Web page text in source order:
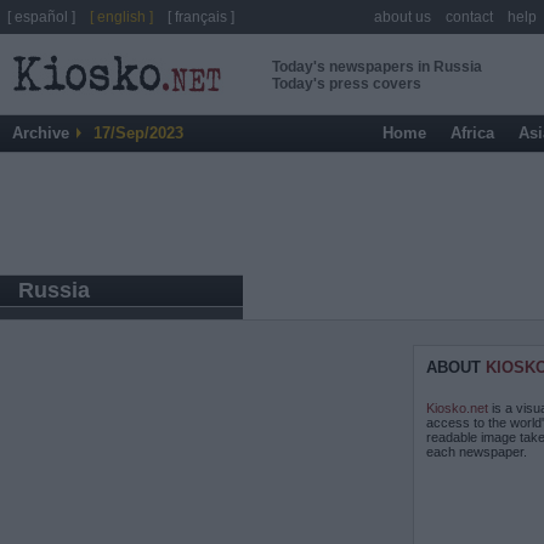
Today's newspapers in Russia
Today's press covers
Archive 17/Sep/2023 Home Africa
Russia
ABOUT
Kiosko.net is a
access to the
readable image
each newspaper.
[ español ] [ english ] [ français ] about us contact help